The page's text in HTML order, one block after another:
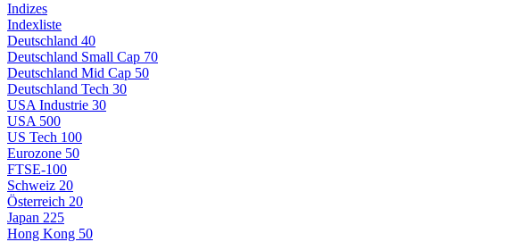
Indizes
Indexliste
Deutschland 40
Deutschland Small Cap 70
Deutschland Mid Cap 50
Deutschland Tech 30
USA Industrie 30
USA 500
US Tech 100
Eurozone 50
FTSE-100
Schweiz 20
Österreich 20
Japan 225
Hong Kong 50